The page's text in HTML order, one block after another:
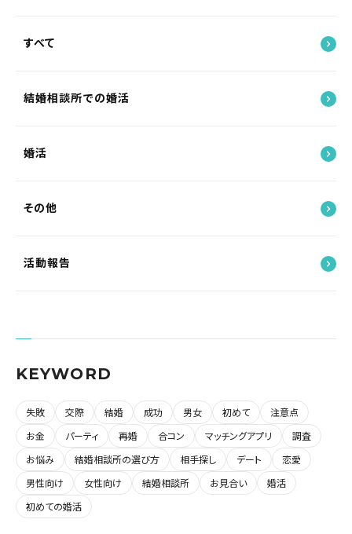
すべて
結婚相談所での婚活
婚活
その他
活動報告
KEYWORD
失敗 交際 結婚 成功 男女 初めて
注意点
お金
パーティ 再婚 合コン マッチングアプリ
調査
お悩み
結婚相談所の選び方 相手探し デート
恋愛
男性向け
女性向け 結婚相談所 お見合い
婚活
初めての婚活